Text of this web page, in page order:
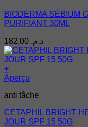
BIODERMA SÉBIUM
PURIFIANT 30ML
د.م.
+
Aperçu
anti tâche
CETAPHIL BRIGHT
JOUR SPF 15 50G